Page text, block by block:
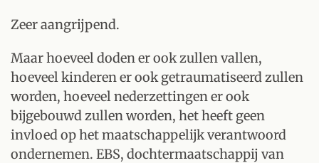
Zeer aangrijpend.
Maar hoeveel doden er ook zullen vallen,
hoeveel kinderen er ook getraumatiseerd zullen
worden, hoeveel nederzettingen er ook
bijgebouwd zullen worden, het heeft geen
invloed op het maatschappelijk verantwoord
ondernemen. EBS, dochtermaatschappij van